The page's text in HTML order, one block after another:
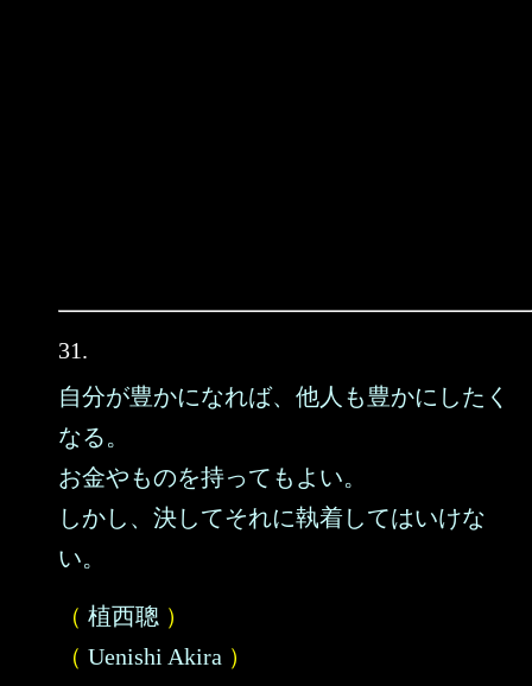
31.
自分が豊かになれば、他人も豊かにしたく
なる。
お金やものを持ってもよい。
しかし、決してそれに執着してはいけな
い。
（ 植西聰 ）
（ Uenishi Akira ）